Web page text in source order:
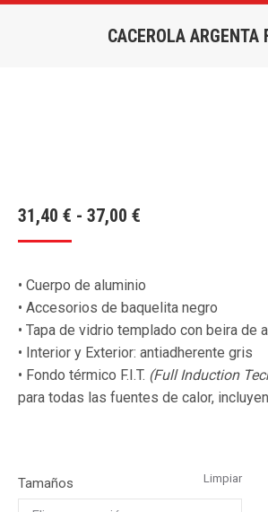
CACEROLA ARGENTA
31,40 € - 37,00 €
desde
31,40 €
hasta
37,00 €
• Cuerpo de aluminio
• Accesorios de baquelita negro
• Tapa de vidrio templado con beira de
• Interior y Exterior: antiadherente gris
• Fondo térmico F.I.T. (Full Induction
para todas las fuentes de calor,
Tamaños Limpiar